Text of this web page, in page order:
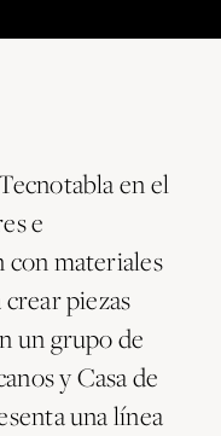
en el
e
materiales
piezas
un grupo de
y Casa de
una línea